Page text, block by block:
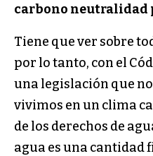
carbono neutralidad
Tiene que ver sobre
por lo tanto, con el
una legislación que
vivimos en un clima
de los derechos de
agua es una cantidad